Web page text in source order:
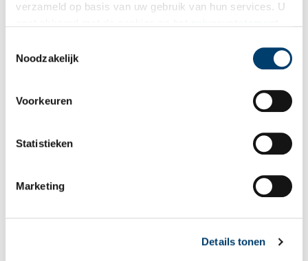
verzameld op basis van uw gebruik van hun services. U
Noodzakelijk
Voorkeuren
Statistieken
Marketing
Details tonen
Ontvang de nieuwsbrief
Wilt u op de hoogte blijven van de mooiste verhalen en het
laatste erfgoednieuws? Schrijf u dan nu in voor onze
Bij inschrijving gaat u akkoord met ons